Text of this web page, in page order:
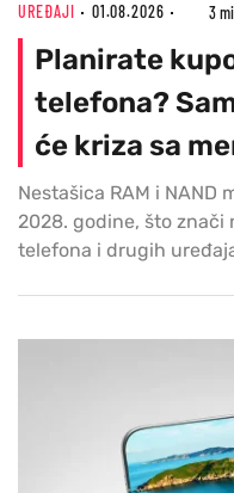
UREĐAJI 01.08.2026 3
Planirate
telefona?
će kriza sa
Nestašica RAM i NAND
2028. godine, što znači
telefona i drugih